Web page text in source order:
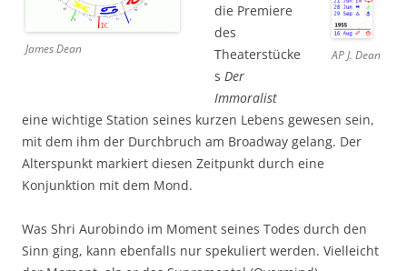
AP J. Dean
James Dean
die Premiere
des
Theaterstücke
s Der
Immoralist
eine wichtige Station seines kurzen Lebens gewesen sein,
mit dem ihm der Durchbruch am Broadway gelang. Der
Alterspunkt markiert diesen Zeitpunkt durch eine
Konjunktion mit dem Mond.
Was Shri Aurobindo im Moment seines Todes durch den
Sinn ging, kann ebenfalls nur spekuliert werden. Vielleicht